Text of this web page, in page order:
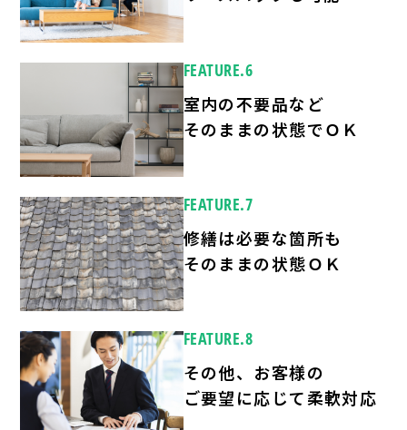
FEATURE.6
室内の不要品など
そのままの状態でＯＫ
FEATURE.7
修繕は必要な箇所も
そのままの状態ＯＫ
FEATURE.8
その他、お客様の
ご要望に応じて柔軟対応